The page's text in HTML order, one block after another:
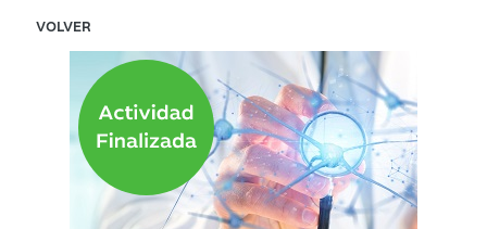
VOLVER